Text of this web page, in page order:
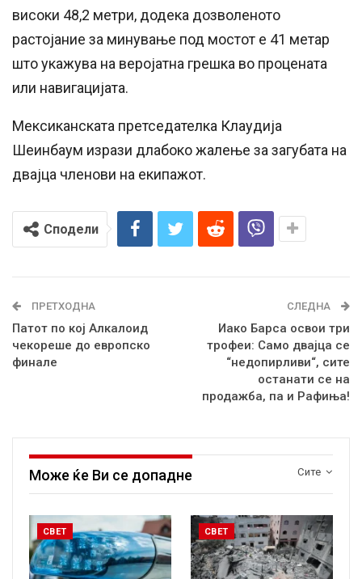
високи 48,2 метри, додека дозволеното
растојание за минување под мостот е 41 метар
што укажува на веројатна грешка во процената
или навигацијата.
Мексиканската претседателка Клаудија
Шеинбаум изрази длабоко жалење за загубата на
двајца членови на екипажот.
Сподели
ПРЕТХОДНА
Патот по кој Алкалоид
чекореше до европско
финале
СЛЕДНА
Иако Барса освои три
трофеи: Само двајца се
“недопирливи“, сите
останати се на
продажба, па и Рафиња!
Сите
Може ќе Ви се допадне
СВЕТ СВЕТ